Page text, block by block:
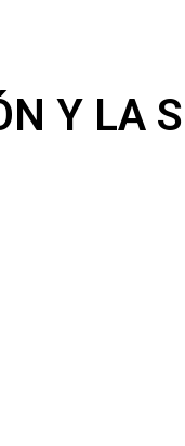
Y LA